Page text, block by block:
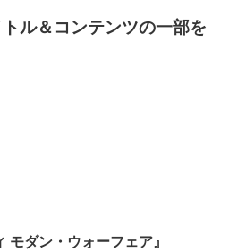
ル＆コンテンツの一部を
モダン・ウォーフェア』